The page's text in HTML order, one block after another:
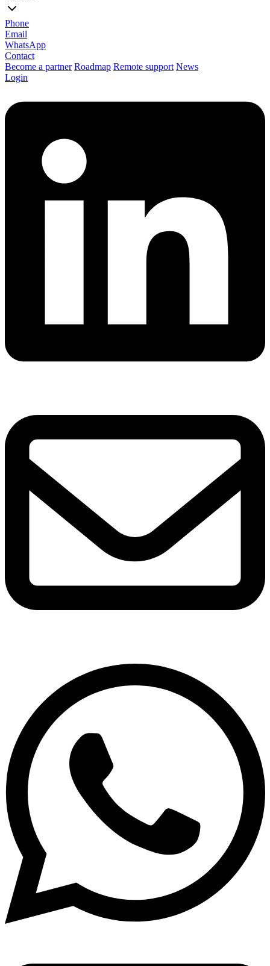
Phone
Email
WhatsApp
Contact
Become a partner Roadmap Remote support News
Login